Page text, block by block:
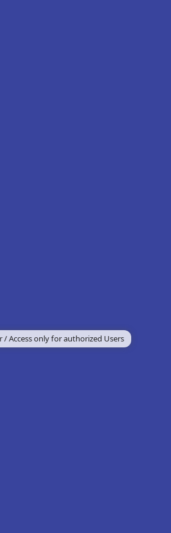
Access only for authorized Users